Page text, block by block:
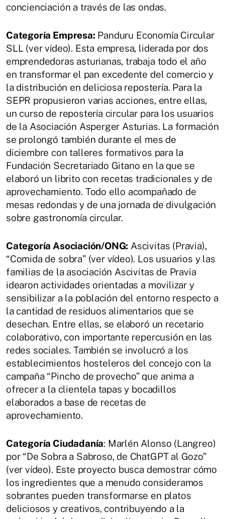
concienciación a través de las ondas.
Categoría Empresa: Panduru Economía Circular
SLL (ver vídeo). Esta empresa, liderada por dos
emprendedoras asturianas, trabaja todo el año
en transformar el pan excedente del comercio y
la distribución en deliciosa repostería. Para la
SEPR propusieron varias acciones, entre ellas,
un curso de repostería circular para los usuarios
de la Asociación Asperger Asturias. La formación
se prolongó también durante el mes de
diciembre con talleres formativos para la
Fundación Secretariado Gitano en la que se
elaboró un librito con recetas tradicionales y de
aprovechamiento. Todo ello acompañado de
mesas redondas y de una jornada de divulgación
sobre gastronomía circular.
Categoría Asociación/ONG: Ascivitas (Pravia),
“Comida de sobra” (ver vídeo). Los usuarios y las
familias de la asociación Ascivitas de Pravia
idearon actividades orientadas a movilizar y
sensibilizar a la población del entorno respecto a
la cantidad de residuos alimentarios que se
desechan. Entre ellas, se elaboró un recetario
colaborativo, con importante repercusión en las
redes sociales. También se involucró a los
establecimientos hosteleros del concejo con la
campaña “Pincho de provecho” que anima a
ofrecer a la clientela tapas y bocadillos
elaborados a base de recetas de
aprovechamiento.
Categoría Ciudadanía: Marlén Alonso (Langreo)
por “De Sobra a Sabroso, de ChatGPT al Gozo”
(ver vídeo). Este proyecto busca demostrar cómo
los ingredientes que a menudo consideramos
sobrantes pueden transformarse en platos
deliciosos y creativos, contribuyendo a la